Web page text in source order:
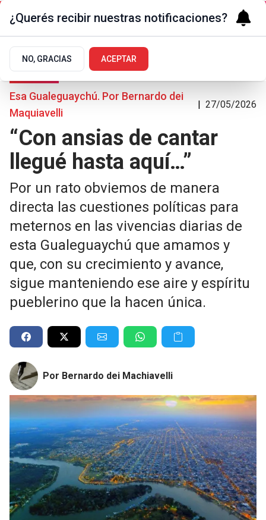
Opiniones
Esa Gualeguaychú. Por Bernardo dei
Maquiavelli
| 27/05/2026
“Con ansias de cantar
llegué hasta aquí…”
Por un rato obviemos de manera
directa las cuestiones políticas para
meternos en las vivencias diarias de
esta Gualeguaychú que amamos y
que, con su crecimiento y avance,
sigue manteniendo ese aire y espíritu
pueblerino que la hacen única.
Por Bernardo dei Machiavelli
¿Querés recibir nuestras notificaciones?
NO, GRACIAS ACEPTAR